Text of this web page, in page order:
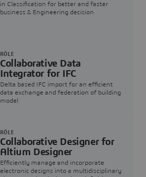
in Classification for better and faster
business & Engineering decision
Collaborative Data
Integrator for IFC
Delta based IFC import for an efficient
data exchange and federation of building
model
RÔLE
Collaborative Designer for
Altium Designer
Efficiently manage and incorporate
electronic designs into a multidisciplinary
RÔLE